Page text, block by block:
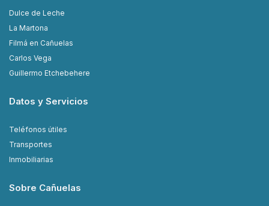
Dulce de Leche
La Martona
Filmá en Cañuelas
Carlos Vega
Guillermo Etchebehere
Datos y Servicios
Teléfonos útiles
Transportes
Inmobiliarias
Sobre Cañuelas